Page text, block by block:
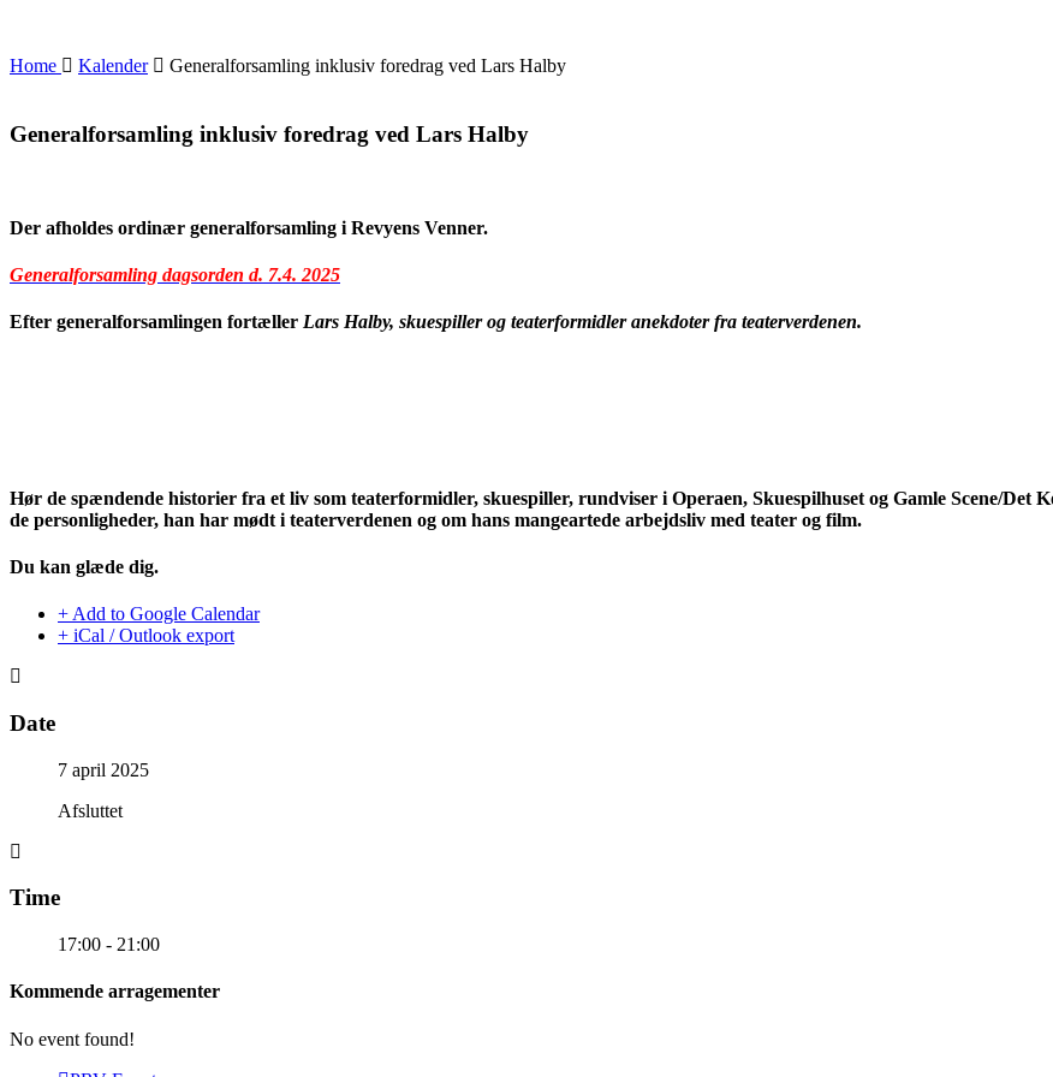
Home Kalender Generalforsamling inklusiv foredrag ved Lars Halby
Generalforsamling inklusiv foredrag ved Lars Halby
Der afholdes ordinær generalforsamling i Revyens Venner.
Generalforsamling dagsorden d. 7.4. 2025
Efter generalforsamlingen fortæller Lars Halby, skuespiller og teaterformidler anekdoter fra teaterverdenen.
Hør de spændende historier fra et liv som teaterformidler, skuespiller, rundviser i Operaen, Skuespilhuset og Gamle Scene/Det
de personligheder, han har mødt i teaterverdenen og om hans mangeartede arbejdsliv med teater og film.
Du kan glæde dig.
+ Add to Google Calendar
+ iCal / Outlook export
Date
7 april 2025
Afsluttet
Time
17:00 - 21:00
Kommende arragementer
No event found!